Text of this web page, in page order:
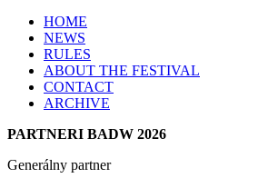
HOME
NEWS
RULES
ABOUT THE FESTIVAL
CONTACT
ARCHIVE
PARTNERI BADW 2026
Generálny partner